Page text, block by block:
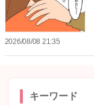
2026/08/08 21:35
キーワード